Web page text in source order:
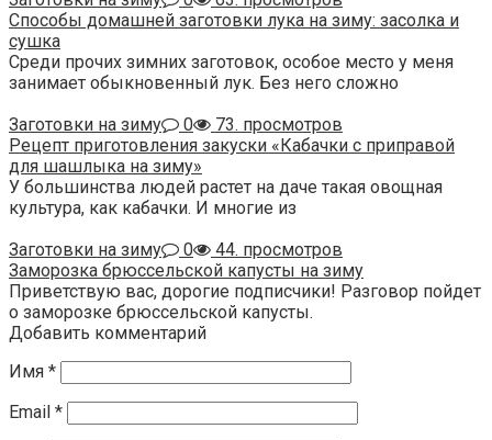
Способы домашней заготовки лука на зиму: засолка и
сушка
Среди прочих зимних заготовок, особое место у меня
занимает обыкновенный лук. Без него сложно
Заготовки на зиму
0
73. просмотров
Рецепт приготовления закуски «Кабачки с приправой
для шашлыка на зиму»
У большинства людей растет на даче такая овощная
культура, как кабачки. И многие из
Заготовки на зиму
0
44. просмотров
Заморозка брюссельской капусты на зиму
Приветствую вас, дорогие подписчики! Разговор пойдет
о заморозке брюссельской капусты.
Добавить комментарий
Имя *
Email *